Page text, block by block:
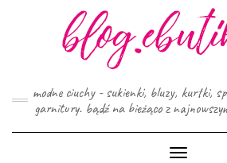
modne ciuchy - sukienki, bluzy, kurtki,
garnitury. bądź na bieżąco z
Toggle